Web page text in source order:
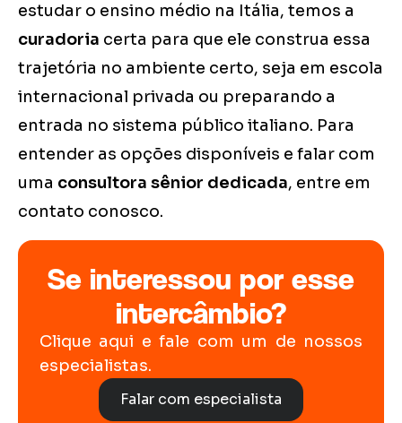
estudar o ensino médio na Itália, temos a
curadoria certa para que ele construa essa
trajetória no ambiente certo, seja em escola
internacional privada ou preparando a
entrada no sistema público italiano. Para
entender as opções disponíveis e falar com
uma consultora sênior dedicada, entre em
contato conosco.
Se interessou por esse
intercâmbio?
Clique aqui e fale com um de nossos
especialistas.
Falar com especialista